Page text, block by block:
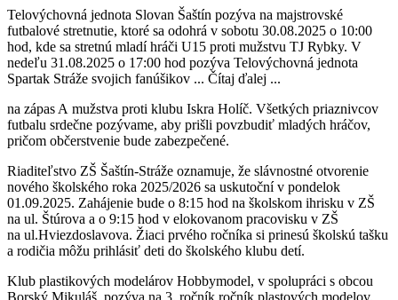
Telovýchovná jednota Slovan Šaštín pozýva na majstrovské
futbalové stretnutie, ktoré sa odohrá v sobotu 30.08.2025 o 10:00
hod, kde sa stretnú mladí hráči U15 proti mužstvu TJ Rybky. V
nedeľu 31.08.2025 o 17:00 hod pozýva Telovýchovná jednota
Spartak Stráže svojich fanúšikov ... Čítaj ďalej ...
na zápas A mužstva proti klubu Iskra Holíč. Všetkých priaznivcov
futbalu srdečne pozývame, aby prišli povzbudiť mladých hráčov,
pričom občerstvenie bude zabezpečené.
Riaditeľstvo ZŠ Šaštín-Stráže oznamuje, že slávnostné otvorenie
nového školského roka 2025/2026 sa uskutoční v pondelok
01.09.2025. Zahájenie bude o 8:15 hod na školskom ihrisku v ZŠ
na ul. Štúrova a o 9:15 hod v elokovanom pracovisku v ZŠ
na ul.Hviezdoslavova. Žiaci prvého ročníka si prinesú školskú tašku
a rodičia môžu prihlásiť deti do školského klubu detí.
Klub plastikových modelárov Hobbymodel, v spolupráci s obcou
Borský Mikuláš pozýva na 3. ročník ročník plastových modelov.